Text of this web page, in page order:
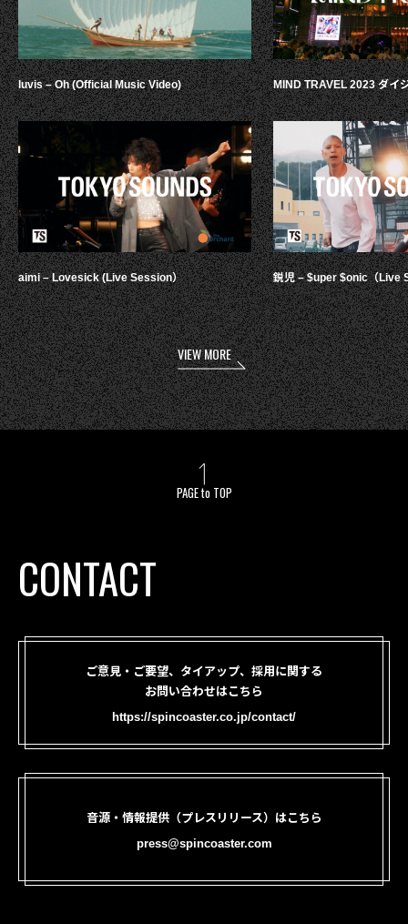
luvis – Oh (Official Music Video)
aimi – Lovesick (Live Session）
MIND TRAVEL 2023 ダイ
鋭児 – $uper $onic（Live
VIEW MORE
PAGE to TOP
CONTACT
ご意見・ご要望、タイアップ、採用に関する
お問い合わせはこちら
https://spincoaster.co.jp/contact/
音源・情報提供（プレスリリース）はこちら
press@spincoaster.com